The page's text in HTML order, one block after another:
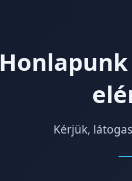
Kérjük,